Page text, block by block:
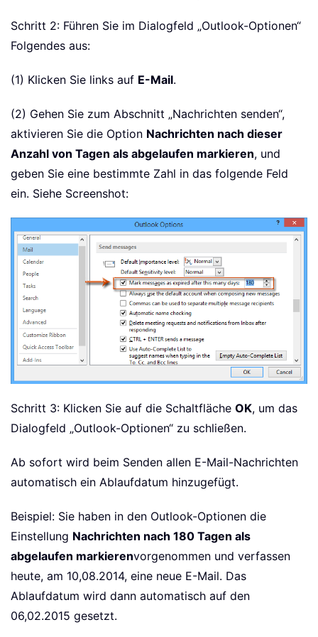
Schritt 2: Führen Sie im Dialogfeld „Outlook-Optionen“
Folgendes aus:
(1) Klicken Sie links auf E-Mail.
(2) Gehen Sie zum Abschnitt „Nachrichten senden“,
aktivieren Sie die Option Nachrichten nach dieser
Anzahl von Tagen als abgelaufen markieren, und
geben Sie eine bestimmte Zahl in das folgende Feld
ein. Siehe Screenshot:
Schritt 3: Klicken Sie auf die Schaltfläche OK, um das
Dialogfeld „Outlook-Optionen“ zu schließen.
Ab sofort wird beim Senden allen E-Mail-Nachrichten
automatisch ein Ablaufdatum hinzugefügt.
Beispiel: Sie haben in den Outlook-Optionen die
Einstellung Nachrichten nach 180 Tagen als
abgelaufen markierenvorgenommen und verfassen
heute, am 10,08.2014, eine neue E-Mail. Das
Ablaufdatum wird dann automatisch auf den
06,02.2015 gesetzt.